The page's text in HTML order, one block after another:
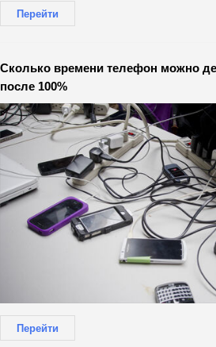
Перейти
Сколько времени телефон можно
после 100%
Перейти